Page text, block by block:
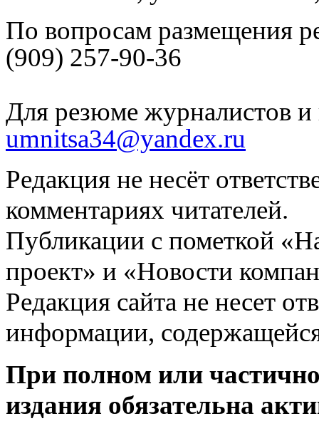
По вопросам размещения
(909) 257-90-36
Для резюме журналистов и
umnitsa34@yandex.ru
Редакция не несёт
комментариях читателей.
Публикации с пометкой
проект» и «Новости
Редакция сайта не несет
информации,
При полном или
издания обязательна